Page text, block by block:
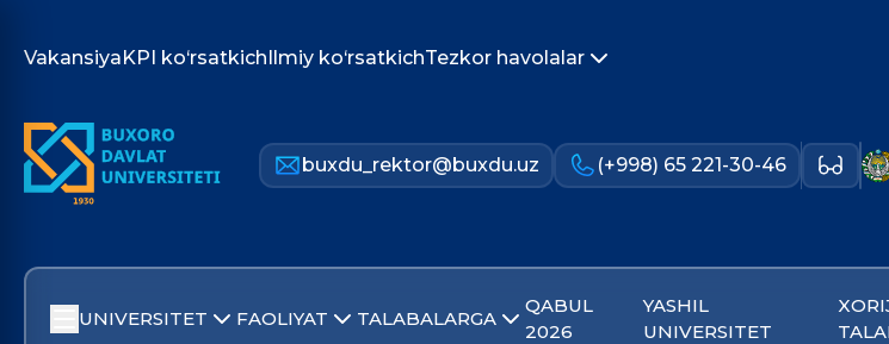
VakansiyaKPI ko‘rsatkichIlmiy ko‘rsatkichTezkor havolalar
buxdu_rektor@buxdu.uz (+998) 65 221-30-46
UNIVERSITET FAOLIYAT TALABALARGA
QABUL
2026
YASHIL
UNIVERSITET